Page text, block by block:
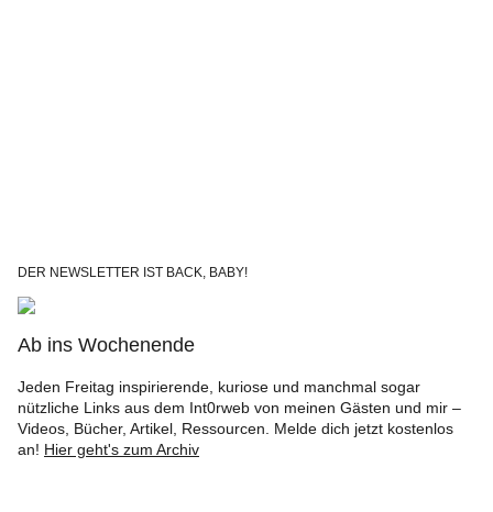
DER NEWSLETTER IST BACK, BABY!
Ab ins Wochenende
Jeden Freitag inspirierende, kuriose und manchmal sogar
nützliche Links aus dem Int0rweb von meinen Gästen und mir –
Videos, Bücher, Artikel, Ressourcen. Melde dich jetzt kostenlos
an! Hier geht's zum Archiv